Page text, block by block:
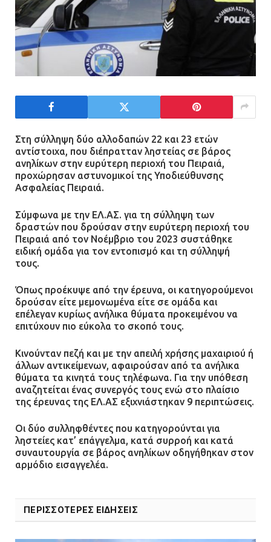
Τηλεφωνικές απάτες με λεία
130.000 ευρώ στην Αττική
13.07.2026 | 20:44
Ασπρόπυργος: Πέθανε ένας από
τους σοβαρά εγκαυματίες της
μεγάλης έκρηξης στο εργοστάσιο
12.07.2026 | 15:07
Άργος: Στη φυλακή οι δύο
πυροβολισμούς κατά του 20χρονου
με αναπηρία
11.07.2026 | 22:59
πρωινή διακοπή ρεύματος στη
Μάνδρα
09.07.2026 | 11:12
Φωτιά σε επιχείρηση στον
Ασπρόπυργο – Ήχησε το 112
09.07.2026 | 09:19
Δίωξη για απόπειρα
ανθρωποκτονίας στους δύο
αστυνομικούς
Στη σύλληψη δύο αλλοδαπών 22 και 23 ετών
αντίστοιχα, που διέπρατταν ληστείας σε βάρος
ανηλίκων στην ευρύτερη περιοχή του Πειραιά,
προχώρησαν αστυνομικοί της Υποδιεύθυνσης
Ασφαλείας Πειραιά.
Σύμφωνα με την ΕΛ.ΑΣ. για τη σύλληψη των
δραστών που δρούσαν στην ευρύτερη περιοχή του
Πειραιά από τον Νοέμβριο του 2023 συστάθηκε
ειδική ομάδα για τον εντοπισμό και τη σύλληψή
τους.
Όπως προέκυψε από την έρευνα, οι κατηγορούμενοι
δρούσαν είτε μεμονωμένα είτε σε ομάδα και
επέλεγαν κυρίως ανήλικα θύματα προκειμένου να
επιτύχουν πιο εύκολα το σκοπό τους.
Κινούνταν πεζή και με την απειλή χρήσης μαχαιριού ή
άλλων αντικείμενων, αφαιρούσαν από τα ανήλικα
θύματα τα κινητά τους τηλέφωνα. Για την υπόθεση
αναζητείται ένας συνεργός τους ενώ στο πλαίσιο
της έρευνας της ΕΛ.ΑΣ εξιχνιάστηκαν 9 περιπτώσεις.
Οι δύο συλληφθέντες που κατηγορούνται για
ληστείες κατ’ επάγγελμα, κατά συρροή και κατά
συναυτουργία σε βάρος ανηλίκων οδηγήθηκαν στον
αρμόδιο εισαγγελέα.
ΠΕΡΙΣΣΟΤΕΡΕΣ ΕΙΔΗΣΕΙΣ